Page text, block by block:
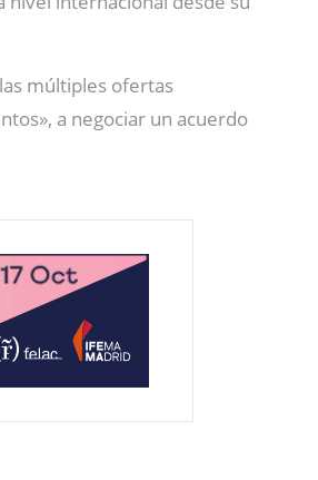
múltiples ofertas
a negociar un acuerdo